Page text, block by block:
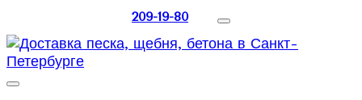
209-19-80